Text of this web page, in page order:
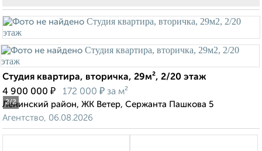
2/2
Студия квартира, вторичка, 29м², 2/20 этаж
4 900 000 ₽ 172 000 ₽ за м²
Ленинский район, ЖК Ветер, Сержанта Пашкова 5
Агентство, 06.08.2026